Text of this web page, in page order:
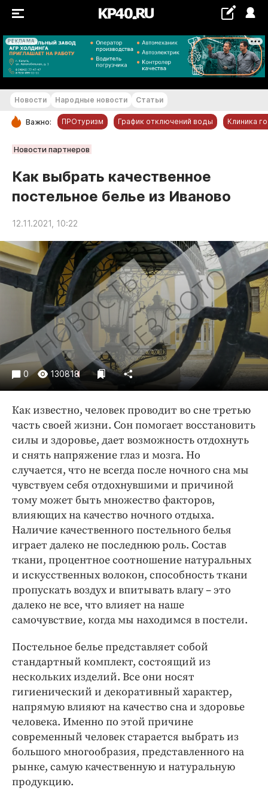
РЕКЛАМА
+22...+23 °С
РУБРИКИ
Обнинск
Новости компаний
Статьи
Народные новости
Авто и транспорт
Благоустройство
Криминал
Культура
Недвижимость и ЖКХ
Образование
Общество
Погода
Праздники
Спорт
Экономика и бизнес
ПРОЕКТЫ
Блоги
Издания
Медиаперсона
Интересное чтиво
Клиника года
Бренд года
Работодатель года
Новости Народные новости Статьи
Важно: ПРОтуризм График отключений воды Клиника
Новости партнеров
Как выбрать качественное
постельное белье из Иваново
12.11.2021, 10:22
0 130818
Как известно, человек проводит во сне третью
часть своей жизни. Сон помогает восстановить
силы и здоровье, дает возможность отдохнуть
и снять напряжение глаз и мозга. Но
случается, что не всегда после ночного сна мы
чувствуем себя отдохнувшими и причиной
тому может быть множество факторов,
влияющих на качество ночного отдыха.
Наличие качественного постельного белья
играет далеко не последнюю роль. Состав
ткани, процентное соотношение натуральных
и искусственных волокон, способность ткани
пропускать воздух и впитывать влагу – это
далеко не все, что влияет на наше
самочувствие, когда мы находимся в постели.
Постельное белье представляет собой
стандартный комплект, состоящий из
нескольких изделий. Все они носят
гигиенический и декоративный характер,
напрямую влияют на качество сна и здоровье
человека. Именно по этой причине
современный человек старается выбрать из
большого многообразия, представленного на
рынке, самую качественную и натуральную
продукцию.